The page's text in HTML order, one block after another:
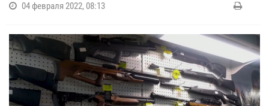
04 февраля 2022, 08:13